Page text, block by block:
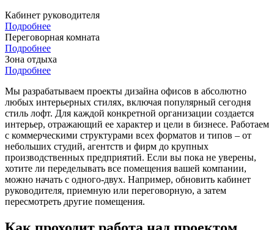
Кабинет руководителя
Подробнее
Переговорная комната
Подробнее
Зона отдыха
Подробнее
Мы разрабатываем проекты дизайна офисов в абсолютно
любых интерьерных стилях, включая популярный сегодня
стиль лофт. Для каждой конкретной организации создается
интерьер, отражающий ее характер и цели в бизнесе. Работаем
с коммерческими структурами всех форматов и типов – от
небольших студий, агентств и фирм до крупных
производственных предприятий. Если вы пока не уверены,
хотите ли переделывать все помещения вашей компании,
можно начать с одного-двух. Например, обновить кабинет
руководителя, приемную или переговорную, а затем
пересмотреть другие помещения.